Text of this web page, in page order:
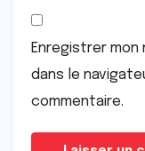
Enregistrer mon
dans le
commentaire.